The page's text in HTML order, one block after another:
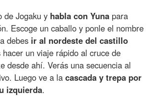
de Jogaku y habla con Yuna para
Escoge un caballo y ponle el nombre
debes ir al nordeste del castillo
hacer un viaje rápido al cruce de
desde ahí. Verás una secuencia al
Luego ve a lacascada y trepa por
izquierda.